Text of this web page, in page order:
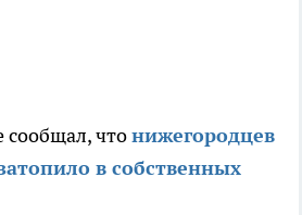
сообщал, чтонижегородцев
в собственных